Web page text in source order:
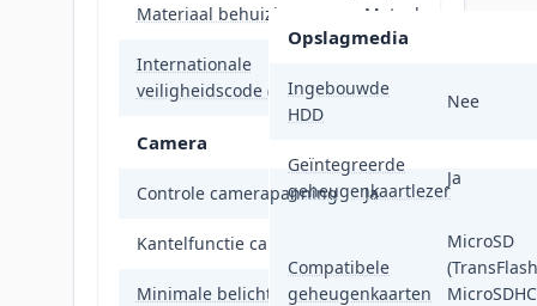
Materiaal behuizing Metaal
Internationale
veiligheidscode (IP)
IP66
Camera
Controle camerapanning Ja
Kantelfunctie camera
Minimale belichting 0,003 Lux
Opslagmedia
Ingebouwde
HDD
Nee
Geïntegreerde
geheugenkaartlezer
Ja
Compatibele
geheugenkaarten
MicroSD